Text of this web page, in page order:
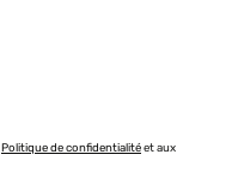
17/10/2024
Politique de confidentialitéet aux